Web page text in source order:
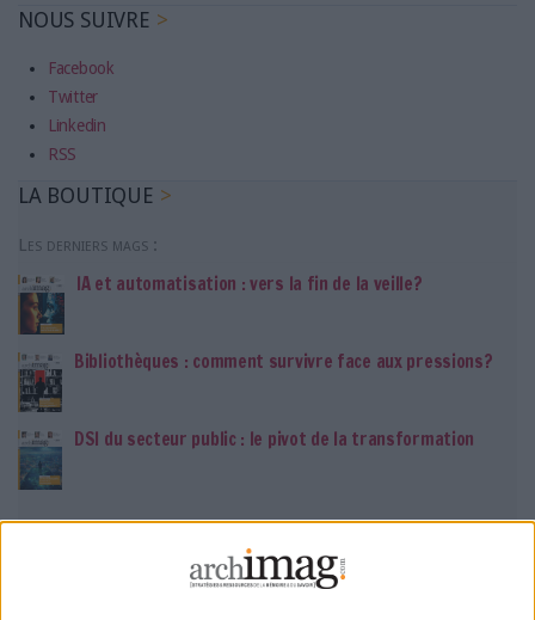
NOUS SUIVRE
Facebook
Twitter
Linkedin
RSS
LA BOUTIQUE
Les derniers mags :
IA et automatisation : vers la fin de la veille?
Bibliothèques : comment survivre face aux pressions?
DSI du secteur public : le pivot de la transformation
IA génératives : cas d’usage et retours d’expérience